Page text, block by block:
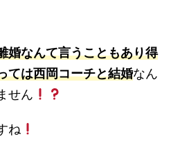
婚なんて言うこともあり得
ては西岡コーチと結婚なん
せん
ね